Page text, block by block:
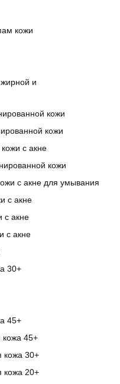
кожи
и
кожи
кожи
с акне
кожи
с акне для умывания
с акне
с акне
с акне
30+
45+
45+
кожа 30+
кожа 20+